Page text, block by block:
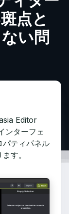
点と
い問
Editor
ンターフェ
パティパネル
す。